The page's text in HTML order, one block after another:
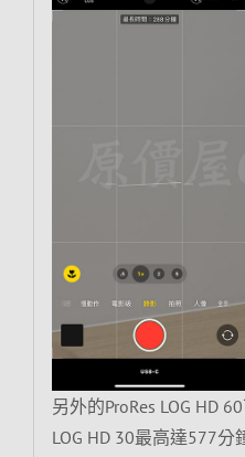
另外的ProRes LOG HD
LOG HD 30最高達577分